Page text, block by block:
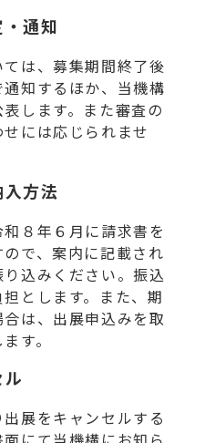
通知
は、募集期間終了後
知するほか、当機構
します。また審査の
には応じられませ
入方法
８年６月に請求書を
で、案内に記載され
込みください。振込
とします。また、期
は、出展申込みを取
す。
展をキャンセルする